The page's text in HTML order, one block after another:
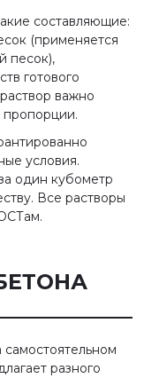
составляющие:
(применяется
песок),
готового
важно
пропорции.
условия.
один кубометр
Все растворы
разного